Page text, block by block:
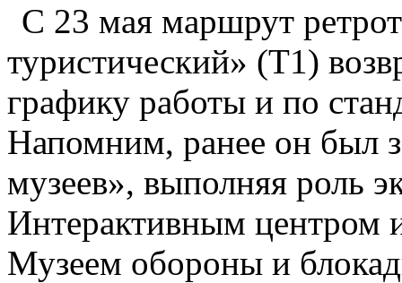
С 23 мая маршрут
туристический» (Т1)
графику работы и по
Напомним, ранее он был
музеев», выполняя роль
Интерактивным центром
Музеем обороны и